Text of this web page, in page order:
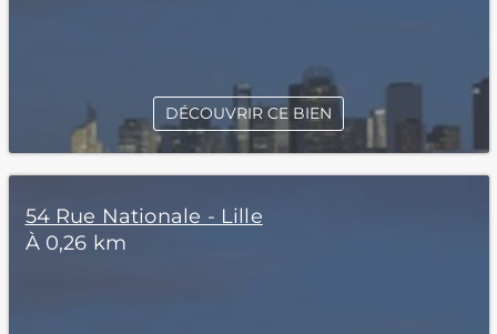
DÉCOUVRIR CE BIEN
54 Rue Nationale - Lille
À 0,26 km